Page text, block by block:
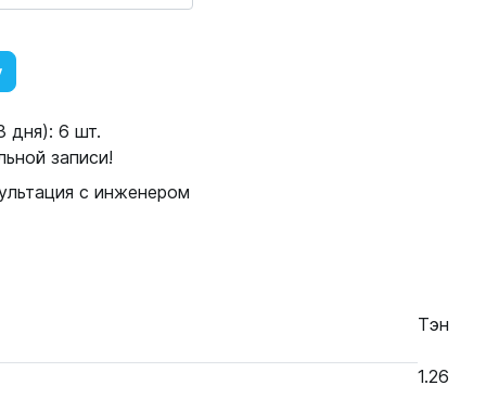
дня): 6 шт.
записи!
с инженером
Тэн
1.26